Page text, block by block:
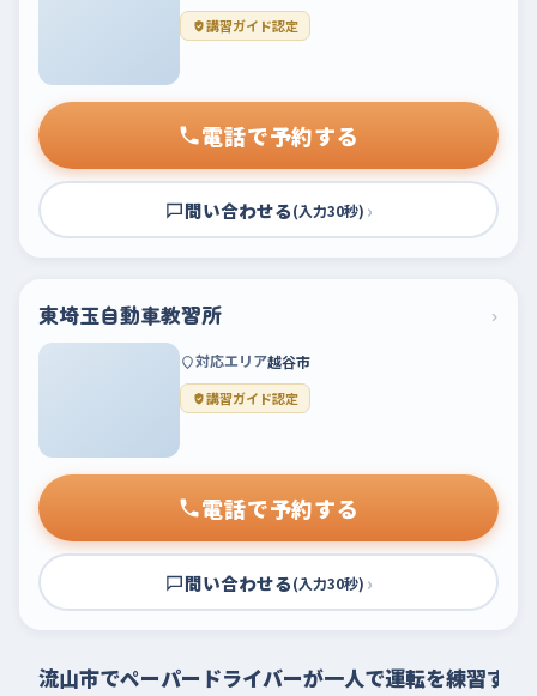
講習ガイド認定
電話で予約する
問い合わせる(入力30秒) ›
東埼玉自動車教習所 ›
対応エリア越谷市
講習ガイド認定
電話で予約する
問い合わせる(入力30秒) ›
流山市でペーパードライバーが一人で運転を練習する